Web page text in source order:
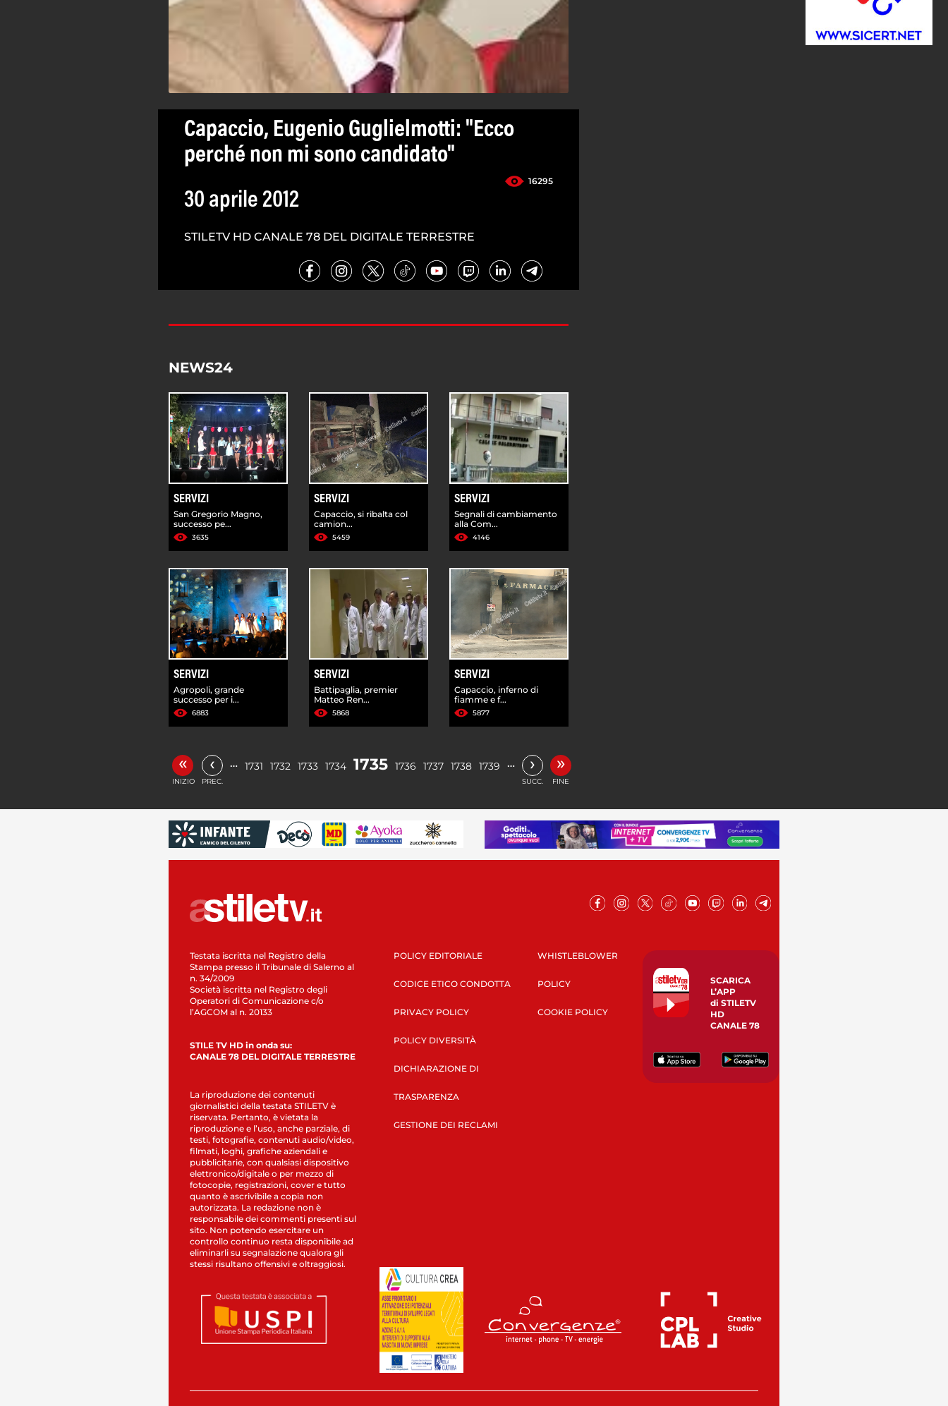
Capaccio, Eugenio Guglielmotti: "Ecco
perché non mi sono candidato"
16295
30 aprile 2012
STILETV HD CANALE 78 DEL DIGITALE TERRESTRE
NEWS24
SERVIZI
San Gregorio Magno,
successo pe...
3635
SERVIZI
Capaccio, si ribalta col
camion...
5459
SERVIZI
Segnali di cambiamento
alla Com...
4146
SERVIZI
Agropoli, grande
successo per i...
6883
SERVIZI
Battipaglia, premier
Matteo Ren...
5868
SERVIZI
Capaccio, inferno di
fiamme e f...
5877
«
INIZIO
‹
PREC.
… 1731 1732 1733 1734 1735 1736 1737 1738 1739 … ›
SUCC.
»
FINE
Testata iscritta nel Registro della
Stampa presso il Tribunale di Salerno al
n. 34/2009
Società iscritta nel Registro degli
Operatori di Comunicazione c/o
l’AGCOM al n. 20133
STILE TV HD in onda su:
CANALE 78 DEL DIGITALE TERRESTRE
La riproduzione dei contenuti
giornalistici della testata STILETV è
riservata. Pertanto, è vietata la
riproduzione e l’uso, anche parziale, di
testi, fotografie, contenuti audio/video,
filmati, loghi, grafiche aziendali e
pubblicitarie, con qualsiasi dispositivo
elettronico/digitale o per mezzo di
fotocopie, registrazioni, cover e tutto
quanto è ascrivibile a copia non
autorizzata. La redazione non è
responsabile dei commenti presenti sul
sito. Non potendo esercitare un
controllo continuo resta disponibile ad
eliminarli su segnalazione qualora gli
stessi risultano offensivi e oltraggiosi.
POLICY EDITORIALE
CODICE ETICO CONDOTTA
PRIVACY POLICY
POLICY DIVERSITÀ
DICHIARAZIONE DI
TRASPARENZA
GESTIONE DEI RECLAMI
WHISTLEBLOWER
POLICY
COOKIE POLICY
SCARICA
L’APP
di STILETV
HD
CANALE 78